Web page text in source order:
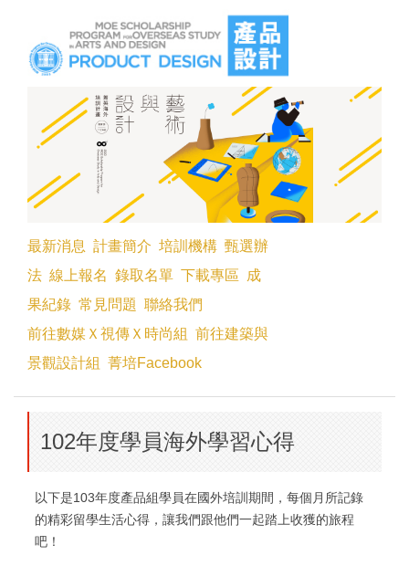
最新消息 計畫簡介 培訓機構 甄選辦
法 線上報名 錄取名單 下載專區
成
果紀錄 常見問題 聯絡我們
前往數媒Ｘ視傳Ｘ時尚組
前往建築與
景觀設計組
菁培Facebook
102年度學員海外學習心得
以下是103年度產品組學員在國外培訓期間，每個月所記錄
的精彩留學生活心得，讓我們跟他們一起踏上收獲的旅程
吧！